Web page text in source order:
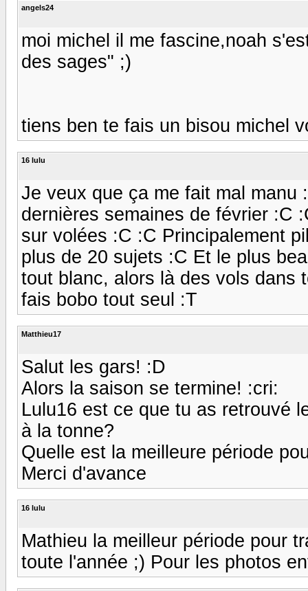
angels24
moi michel il me fascine,noah
des sages" ;)
tiens ben te fais un bisou michel
16 lulu
Je veux que ça me fait mal manu
dernières semaines de février :C
sur volées :C :C Principalement
plus de 20 sujets :C Et le plus
tout blanc, alors là des vols dans
fais bobo tout seul :T
Matthieu17
Salut les gars! :D
Alors la saison se termine! :cri:
Lulu16 est ce que tu as retrouvé
à la tonne?
Quelle est la meilleure période
Merci d'avance
16 lulu
Mathieu la meilleur période pour
toute l'année ;) Pour les photos